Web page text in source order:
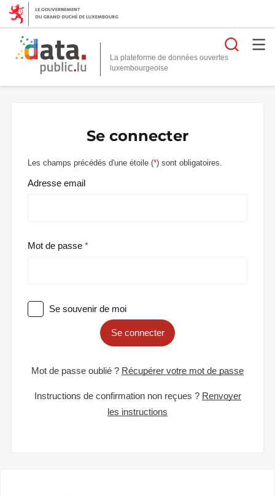
La plateforme de données ouvertes
Se connecter
Les champs précédés d'une étoile (*) sont obligatoires.
Adresse email
Mot de passe
Se souvenir de moi
Se connecter
Mot de passe oublié ? Récupérer votre mot de passe
Instructions de confirmation non reçues ? Renvoyer
les instructions